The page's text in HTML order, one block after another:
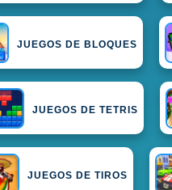
JUEGOS DE BLOQUES
JUEGOS DE TETRIS
JUEGOS DE TIROS